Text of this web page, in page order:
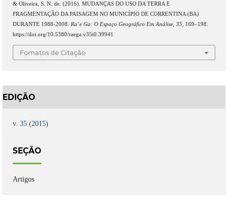
& Oliveira, S. N. de. (2016). MUDANÇAS DO USO DA TERRA E
FRAGMENTAÇÃO DA PAISAGEM NO MUNICÍPIO DE CORRENTINA (BA)
DURANTE 1988-2008. Ra’e Ga: O Espaço Geográfico Em Análise, 35 , 169–198.
https://doi.org/10.5380/raega.v35i0.39941
Fomatos de Citação
EDIÇÃO
v. 35 (2015)
SEÇÃO
Artigos